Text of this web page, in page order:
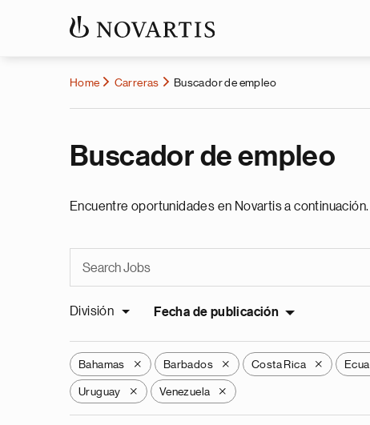
Home Carreras Buscador de empleo
Buscador de empleo
Encuentre oportunidades en Novartis a continuación.
División Fecha de publicación
Bahamas X Barbados X Costa Rica X
Uruguay X Venezuela X